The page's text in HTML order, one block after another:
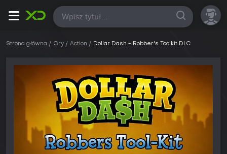
Wszystkie
Strona główna Gry Action Dollar Dash - Robber's Toolkit DLC